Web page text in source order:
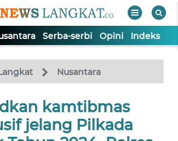
Serba-serbi Opini Indeks
Nusantara
kamtibmas
jelang Pilkada